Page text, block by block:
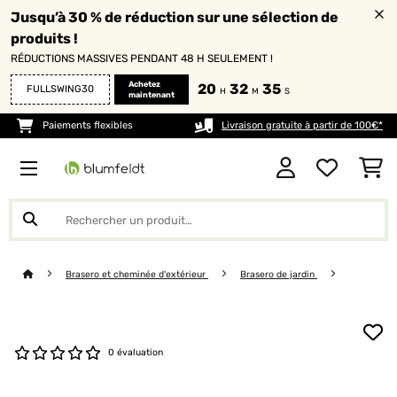
Jusqu’à 30 % de réduction sur une sélection de
produits !
RÉDUCTIONS MASSIVES PENDANT 48 H SEULEMENT !
FULLSWING30
Achetez
maintenant
20 H 32 M 35 S
Paiements flexibles Livraison gratuite à partir de 100€*
Brasero et cheminée d'extérieur Brasero de jardin
0 évaluation